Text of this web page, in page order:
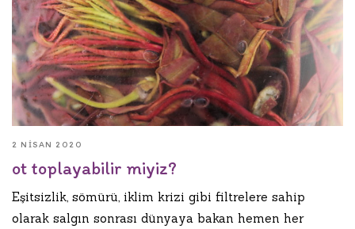
2 NISAN 2020
ot toplayabilir miyiz?
Eşitsizlik, sömürü, iklim krizi gibi filtrelere sahip
olarak salgın sonrası dünyaya bakan hemen her